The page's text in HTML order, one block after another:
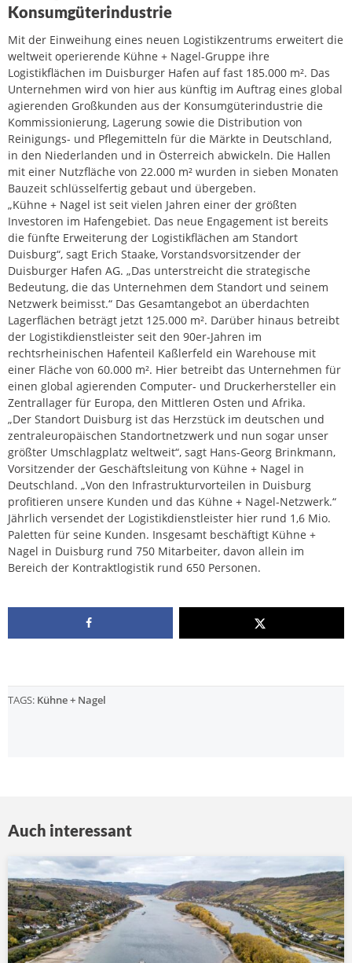
Konsumgüterindustrie
Mit der Einweihung eines neuen Logistikzentrums erweitert die
weltweit operierende Kühne + Nagel-Gruppe ihre
Logistikflächen im Duisburger Hafen auf fast 185.000 m². Das
Unternehmen wird von hier aus künftig im Auftrag eines global
agierenden Großkunden aus der Konsumgüterindustrie die
Kommissionierung, Lagerung sowie die Distribution von
Reinigungs- und Pflegemitteln für die Märkte in Deutschland,
in den Niederlanden und in Österreich abwickeln. Die Hallen
mit einer Nutzfläche von 22.000 m² wurden in sieben Monaten
Bauzeit schlüsselfertig gebaut und übergeben.
„Kühne + Nagel ist seit vielen Jahren einer der größten
Investoren im Hafengebiet. Das neue Engagement ist bereits
die fünfte Erweiterung der Logistikflächen am Standort
Duisburg“, sagt Erich Staake, Vorstandsvorsitzender der
Duisburger Hafen AG. „Das unterstreicht die strategische
Bedeutung, die das Unternehmen dem Standort und seinem
Netzwerk beimisst.“ Das Gesamtangebot an überdachten
Lagerflächen beträgt jetzt 125.000 m². Darüber hinaus betreibt
der Logistikdienstleister seit den 90er-Jahren im
rechtsrheinischen Hafenteil Kaßlerfeld ein Warehouse mit
einer Fläche von 60.000 m². Hier betreibt das Unternehmen für
einen global agierenden Computer- und Druckerhersteller ein
Zentrallager für Europa, den Mittleren Osten und Afrika.
„Der Standort Duisburg ist das Herzstück im deutschen und
zentraleuropäischen Standortnetzwerk und nun sogar unser
größter Umschlagplatz weltweit“, sagt Hans-Georg Brinkmann,
Vorsitzender der Geschäftsleitung von Kühne + Nagel in
Deutschland. „Von den Infrastrukturvorteilen in Duisburg
profitieren unsere Kunden und das Kühne + Nagel-Netzwerk.“
Jährlich versendet der Logistikdienstleister hier rund 1,6 Mio.
Paletten für seine Kunden. Insgesamt beschäftigt Kühne +
Nagel in Duisburg rund 750 Mitarbeiter, davon allein im
Bereich der Kontraktlogistik rund 650 Personen.
TAGS: Kühne + Nagel
Auch interessant